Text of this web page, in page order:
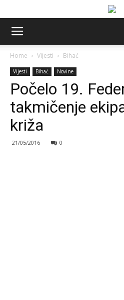
Home Vijesti Bihać
Vijesti Bihać Novine
Počelo 19.
takmičenje
križa
21/05/2016 0